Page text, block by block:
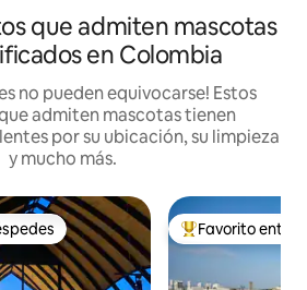
que admiten mascotas
en Colombia
no pueden equivocarse! Estos
admiten mascotas tienen
por su ubicación, su limpieza
y mucho más.
entre huéspedes De los mejores
Favorito entre